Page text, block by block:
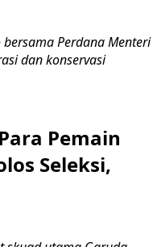
bersama Perdana Menteri
dan konservasi
Pemain
Seleksi,